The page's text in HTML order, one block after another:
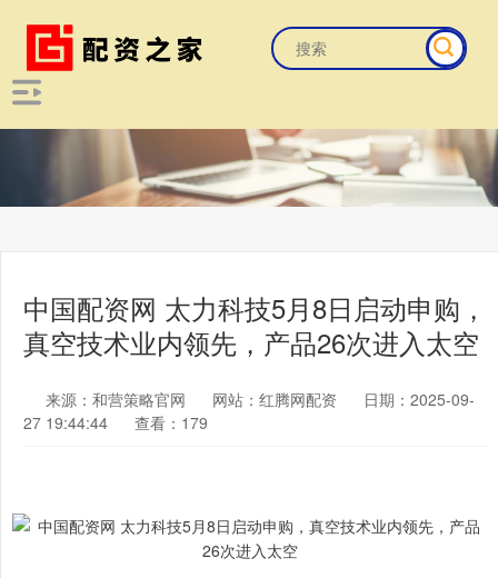
中国配资网 太力科技5月8日启动申购，
真空技术业内领先，产品26次进入太空
来源：和营策略官网 网站：红腾网配资
日期：2025-09-
27 19:44:44
查看：179